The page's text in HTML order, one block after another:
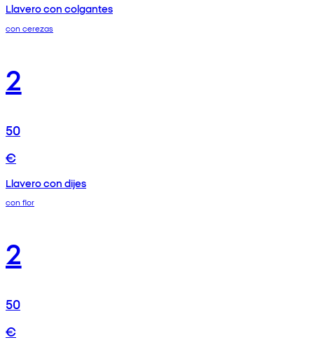
Llavero con colgantes
con cerezas
2
50
€
Llavero con dijes
con flor
2
50
€